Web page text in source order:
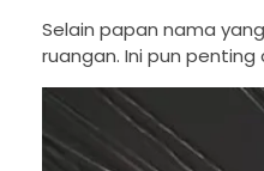
Selain papan nama
ruangan. Ini pun